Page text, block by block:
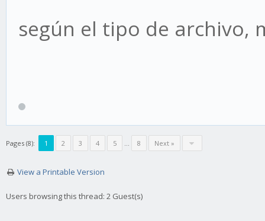
según el tipo de archivo,
Pages (8): 1 2 3 4 5 … 8 Next »
View a Printable Version
Users browsing this thread: 2 Guest(s)